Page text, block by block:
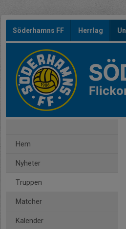
Söderhamns FF Herrlag
Hem
Nyheter
Truppen
Matcher
Kalender